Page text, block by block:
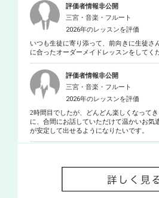
評価者情報非公開
三宮・音楽・フルート
2026年のレッスンを評価
いつも生徒に寄り添って、前向きに生徒さ
に合ったオーダーメイドレッスンをしてく
評価者情報非公開
三宮・音楽・フルート
2026年のレッスンを評価
2時間目でしたが、どんどん楽しくなって
に、合間にお話していただけて温かいお気
が安定して出せるようになりたいです。